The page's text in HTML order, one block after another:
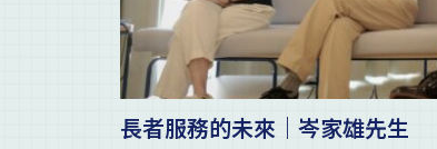
長者服務的未來｜岑家雄先生